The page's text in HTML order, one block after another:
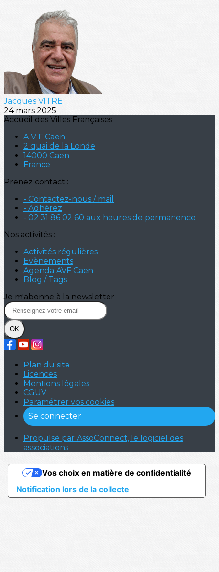
Jacques VITRE
24 mars 2025
Accueil des Villes Françaises
A V F Caen
2 quai de la Londe
14000 Caen
France
Prenez contact :
- Contactez-nous / mail
- Adhérez
- 02 31 86 02 60 aux heures de permanence
Nos activités :
Activités régulières
Evènements
Agenda AVF Caen
Blog / Tags
Je m'abonne à la newsletter
OK
Plan du site
Licences
Mentions légales
CGUV
Paramétrer vos cookies
Se connecter
Propulsé par AssoConnect, le logiciel des
associations
Notification lors de la collecte
Vos choix en matière de confidentialité